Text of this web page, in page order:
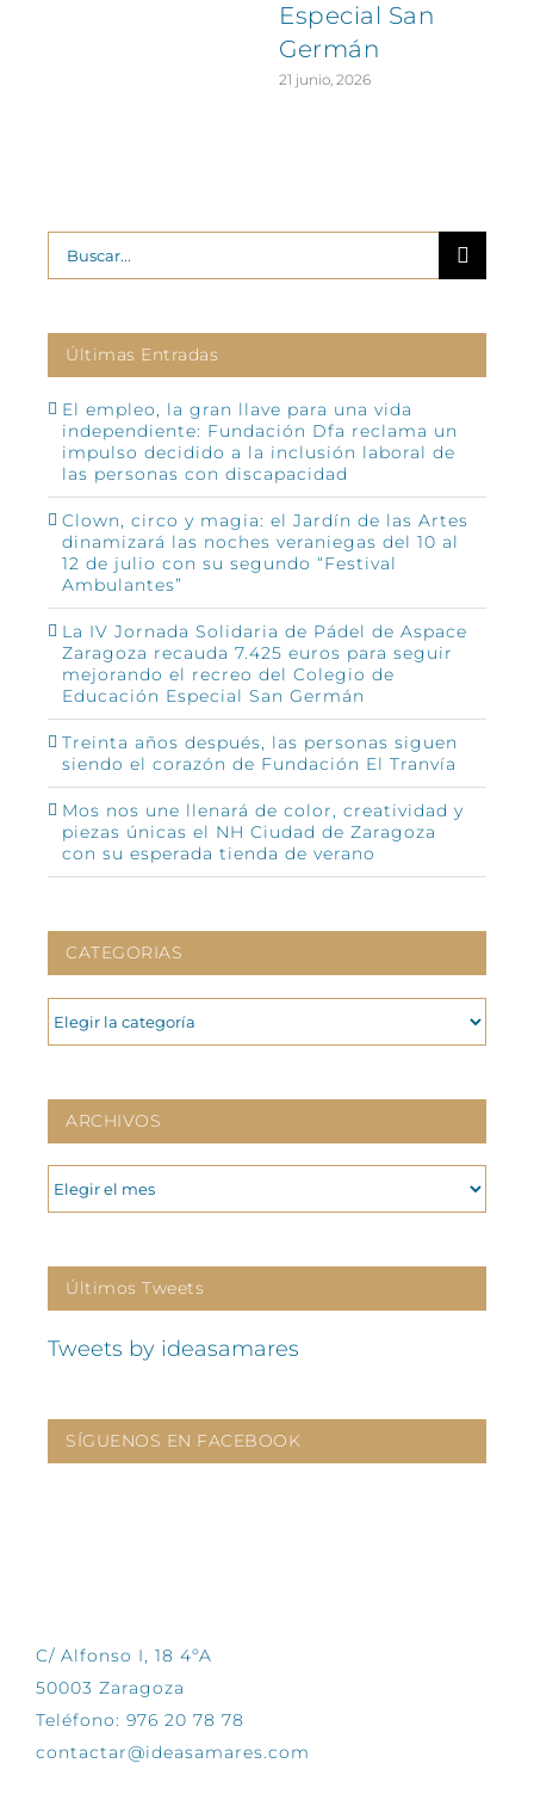
Especial San
Germán
21 junio, 2026
Buscar:
Últimas Entradas
El empleo, la gran llave para una vida
independiente: Fundación Dfa reclama un
impulso decidido a la inclusión laboral de
las personas con discapacidad
Clown, circo y magia: el Jardín de las Artes
dinamizará las noches veraniegas del 10 al
12 de julio con su segundo “Festival
Ambulantes”
La IV Jornada Solidaria de Pádel de Aspace
Zaragoza recauda 7.425 euros para seguir
mejorando el recreo del Colegio de
Educación Especial San Germán
Treinta años después, las personas siguen
siendo el corazón de Fundación El Tranvía
Mos nos une llenará de color, creatividad y
piezas únicas el NH Ciudad de Zaragoza
con su esperada tienda de verano
CATEGORIAS
CATEGORIAS
ARCHIVOS
ARCHIVOS
Últimos Tweets
Tweets by ideasamares
SÍGUENOS EN FACEBOOK
C/ Alfonso I, 18 4ºA
50003 Zaragoza
Teléfono: 976 20 78 78
contactar@ideasamares.com